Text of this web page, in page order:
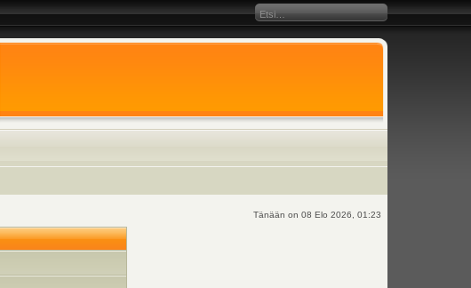
Tänään on 08 Elo 2026, 01:23